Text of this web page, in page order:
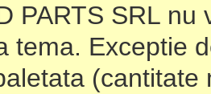
PARTS SRL
tema. Exceptie
(cantitate